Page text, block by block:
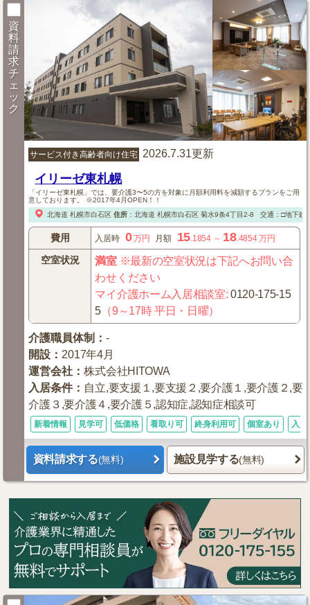
資
料
請
求
チ
ェ
ッ
ク
サービス付き高齢者向け住宅 2026.7.31更新
イリーゼ東札幌
「イリーゼ東札幌」では、要介護3〜5の方を対象に月額利用料を減額するプランをご用
意しております。 ※2017年4月OPEN！！
北海道 札幌市白石区 住所： 北海道 札幌市白石区菊水9条4丁目2-8 交通：□地下鉄
費用 入居時 0万円 月額 15 .1854 ～ 18.4854万円
空室状況 満室※最新の空室状況は下記へお問い合
わせください
マイ介護ホーム入居相談室:0120-175-15
5 （9～17時 平日・日曜）
介護職員体制 ：-
開設 ： 2017年4月
運営会社 ：株式会社HITOWA
入居条件： 自立,要支援１,要支援２,要介護１,要介護２,要
介護３,要介護４,要介護５,認知症,認知症相談可
新着情報 見学可 低価格 看取り可 終身利用可 個室あり 入
資料請求する(無料) 施設見学する(無料)